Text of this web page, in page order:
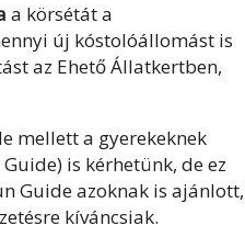
a körsétát a
új kóstolóállomást is
az Ehető Állatkertben,
mellett a gyerekeknek
is kérhetünk, de ez
Guide azoknak is ajánlott,
kíváncsiak.